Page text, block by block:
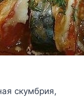
скумбрия,